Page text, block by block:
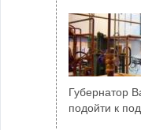
Губернатор
подойти к